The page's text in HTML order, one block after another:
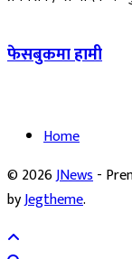
फेसबुकमा हामी
Home
© 2026JNews-
byJegtheme.